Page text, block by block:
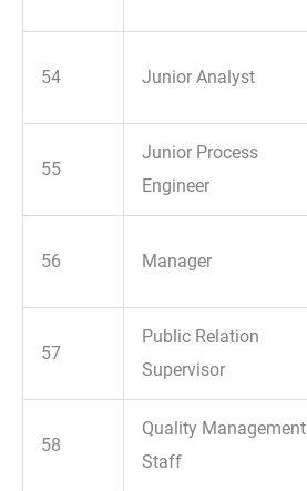
54 Junior Analyst
55
Junior Process
Engineer
56 Manager
57
Public Relation
Supervisor
58
Quality Management
Staff